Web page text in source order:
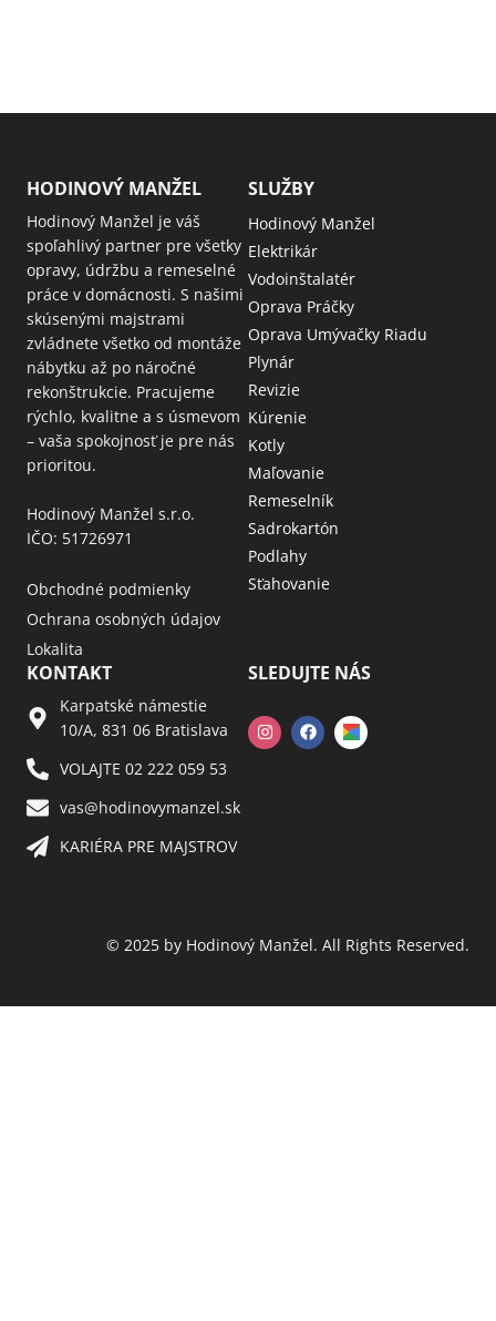
HODINOVÝ MANŽEL
Hodinový Manžel je váš
spoľahlivý partner pre všetky
opravy, údržbu a remeselné
práce v domácnosti. S našimi
skúsenými majstrami
zvládnete všetko od montáže
nábytku až po náročné
rekonštrukcie. Pracujeme
rýchlo, kvalitne a s úsmevom
– vaša spokojnosť je pre nás
prioritou.
Hodinový Manžel s.r.o.
IČO: 51726971
Obchodné podmienky
Ochrana osobných údajov
Lokalita
SLUŽBY
Hodinový Manžel
Elektrikár
Vodoinštalatér
Oprava Práčky
Oprava Umývačky Riadu
Plynár
Revizie
Kúrenie
Kotly
Maľovanie
Remeselník
Sadrokartón
Podlahy
Sťahovanie
KONTAKT
Karpatské námestie
10/A, 831 06 Bratislava
VOLAJTE 02 222 059 53​
vas@hodinovymanzel.sk​
KARIÉRA PRE MAJSTROV​
SLEDUJTE NÁS
© 2025 by Hodinový Manžel. All Rights Reserved.